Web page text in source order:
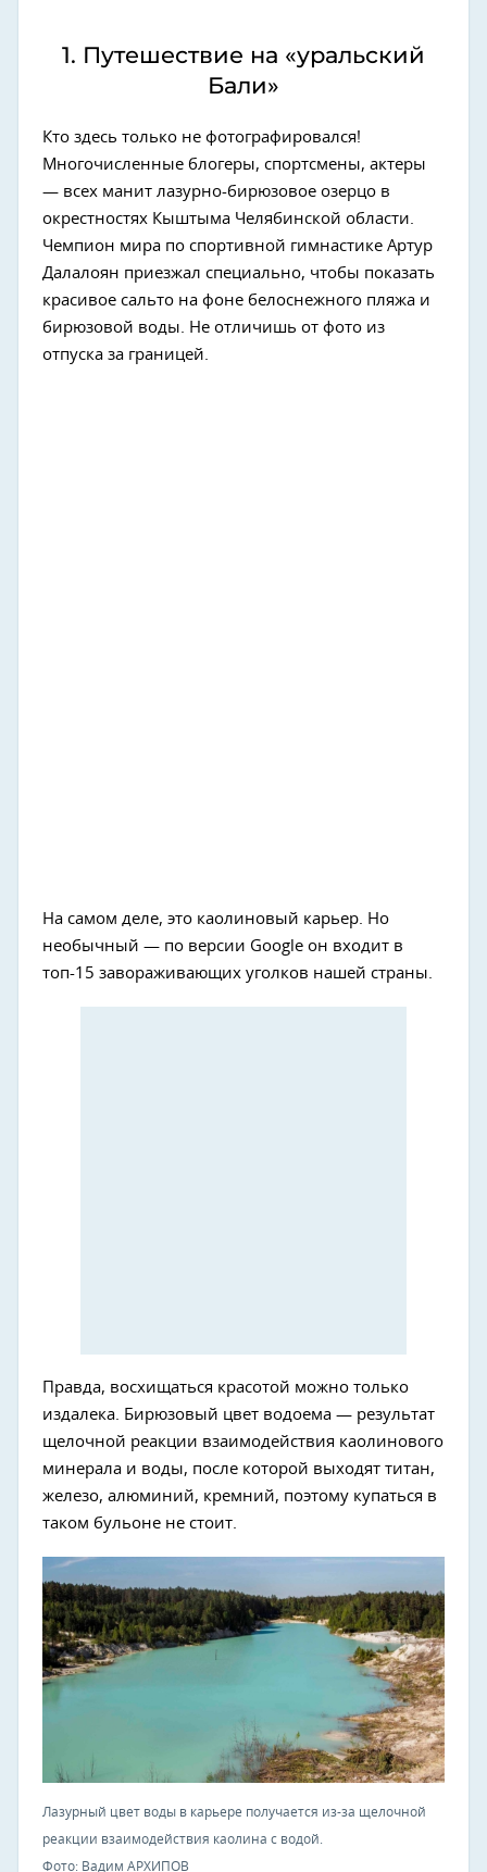
1. Путешествие на «уральский
Бали»
Кто здесь только не фотографировался!
Многочисленные блогеры, спортсмены, актеры
— всех манит лазурно-бирюзовое озерцо в
окрестностях Кыштыма Челябинской области.
Чемпион мира по спортивной гимнастике Артур
Далалоян приезжал специально, чтобы показать
красивое сальто на фоне белоснежного пляжа и
бирюзовой воды. Не отличишь от фото из
отпуска за границей.
На самом деле, это каолиновый карьер. Но
необычный — по версии Google он входит в
топ-15 завораживающих уголков нашей страны.
Правда, восхищаться красотой можно только
издалека. Бирюзовый цвет водоема — результат
щелочной реакции взаимодействия каолинового
минерала и воды, после которой выходят титан,
железо, алюминий, кремний, поэтому купаться в
таком бульоне не стоит.
Лазурный цвет воды в карьере получается из-за щелочной
реакции взаимодействия каолина с водой.
Фото: Вадим АРХИПОВ